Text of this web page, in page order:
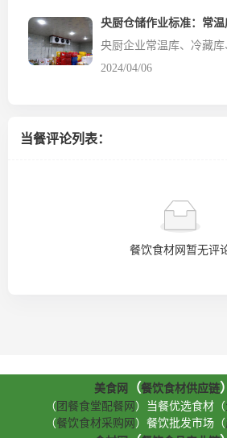
2024/04/06
当餐评论列表：
餐饮食材网暂无评
美食网 （餐饮食材供应链）
（ 团餐食堂配餐网 ）当餐优选食材（
（餐饮食材采购网 ）餐饮批发市场（